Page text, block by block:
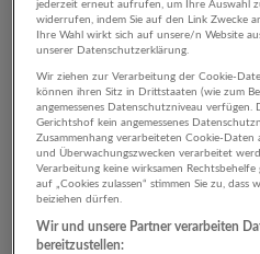
1
Verlagswesen
jederzeit erneut aufrufen, um Ihre Auswahl
widerrufen, indem Sie auf den Link Zwecke
Ihre Wahl wirkt sich auf unsere/n Website
unserer Datenschutzerklärung.
Wir ziehen zur Verarbeitung der Cookie-
können ihren Sitz in Drittstaaten (wie zum
angemessenes Datenschutzniveau verfügen.
Gerichtshof kein angemessenes
Zusammenhang verarbeiteten Cookie-
und Überwachungszwecken verarbeitet
Verarbeitung keine wirksamen
auf „Cookies zulassen“ stimmen Sie zu,
beiziehen dürfen.
Wir und unsere Partner verarbeiten
bereitzustellen: